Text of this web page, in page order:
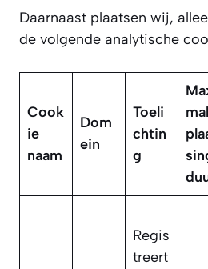
Daarnaast plaatsen wij,
de volgende analytische
Cook
ie
naam
Dom
ein
Toeli
chtin
g
Regis
treert